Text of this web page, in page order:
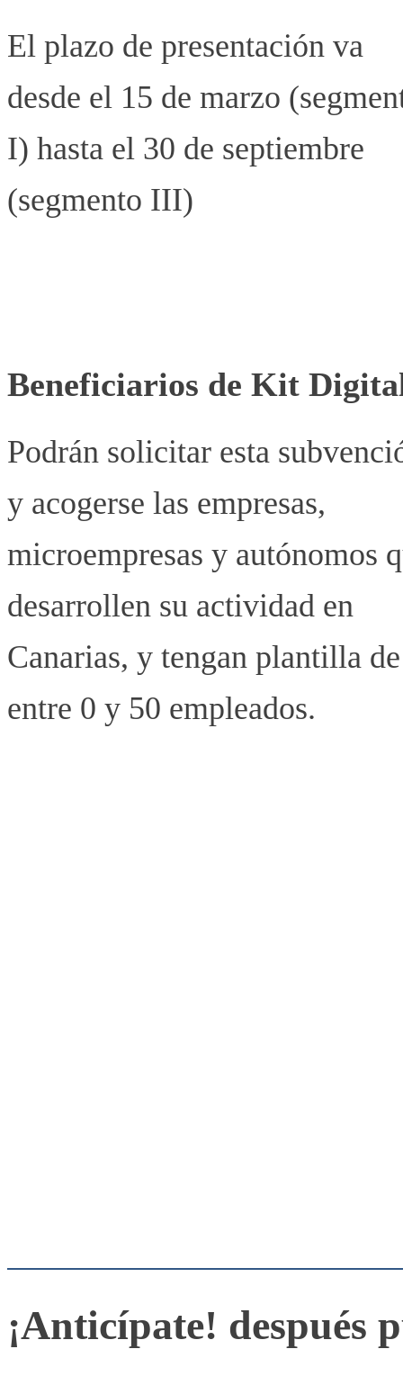
El plazo de presentación va
desde el 15 de marzo
I) hasta el 30 de septiembre
(segmento III)
Beneficiarios de Kit
Podrán solicitar esta
y acogerse las empresas,
microempresas y autónomos
desarrollen su actividad en
Canarias, y tengan plantilla de
entre 0 y 50 empleados.
¡Anticípate! después